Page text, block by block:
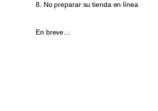
8. No preparar su tienda en línea
En breve…